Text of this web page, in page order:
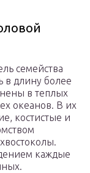
семейства
в длину более
в теплых
океанов. В их
костистые и
каждые